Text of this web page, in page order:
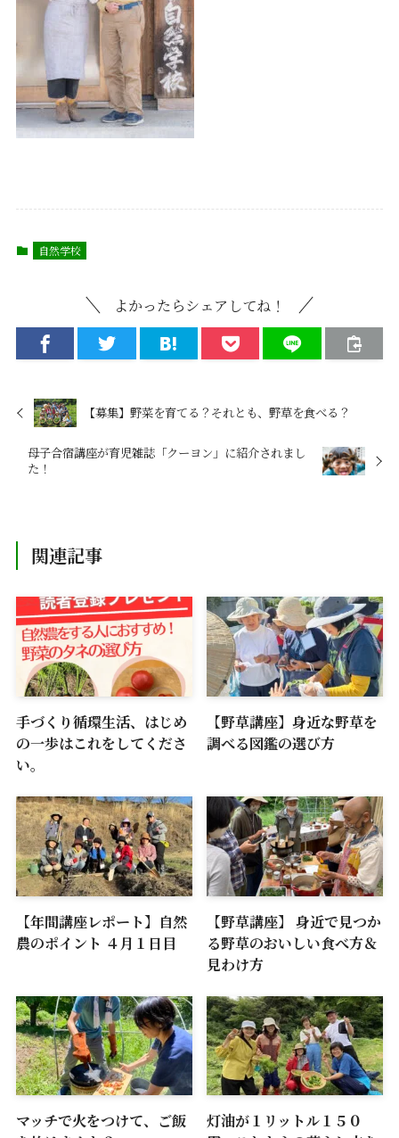
自然学校
よかったらシェアしてね！
【募集】野菜を育てる？それとも、野草を食べる？
母子合宿講座が育児雑誌「クーヨン」に紹介されまし
た！
関連記事
手づくり循環生活、はじめ
の一歩はこれをしてくださ
い。
【野草講座】身近な野草を
調べる図鑑の選び方
【年間講座レポート】自然
農のポイント ４月１日目
【野草講座】 身近で見つか
る野草のおいしい食べ方＆
見わけ方
マッチで火をつけて、ご飯
灯油が１リットル１５０